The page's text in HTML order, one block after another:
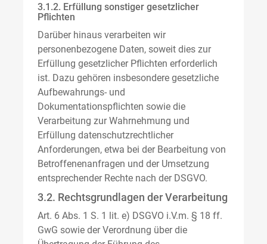
3.1.2. Erfüllung sonstiger gesetzlicher
Pflichten
Darüber hinaus verarbeiten wir
personenbezogene Daten, soweit dies zur
Erfüllung gesetzlicher Pflichten erforderlich
ist. Dazu gehören insbesondere gesetzliche
Aufbewahrungs- und
Dokumentationspflichten sowie die
Verarbeitung zur Wahrnehmung und
Erfüllung datenschutzrechtlicher
Anforderungen, etwa bei der Bearbeitung von
Betroffenenanfragen und der Umsetzung
entsprechender Rechte nach der DSGVO.
3.2. Rechtsgrundlagen der Verarbeitung
Art. 6 Abs. 1 S. 1 lit. e) DSGVO i.V.m. § 18 ff.
GwG sowie der Verordnung über die